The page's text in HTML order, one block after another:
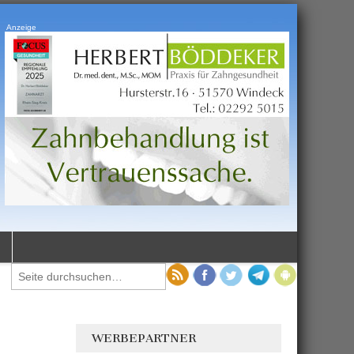
Anzeige
WERBEPARTNER